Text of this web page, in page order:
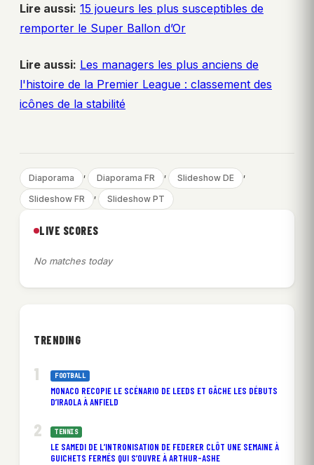
Lire aussi: 15 joueurs les plus susceptibles de
remporter le Super Ballon d’Or
Lire aussi: Les managers les plus anciens de
l'histoire de la Premier League : classement des
icônes de la stabilité
Diaporama , Diaporama FR , Slideshow DE ,
Slideshow FR , Slideshow PT
LIVE SCORES
No matches today
TRENDING
FOOTBALL
MONACO RECOPIE LE SCÉNARIO DE LEEDS ET GÂCHE LES DÉBUTS
D’IRAOLA À ANFIELD
TENNIS
LE SAMEDI DE L’INTRONISATION DE FEDERER CLÔT UNE SEMAINE À
GUICHETS FERMÉS QUI S’OUVRE À ARTHUR-ASHE